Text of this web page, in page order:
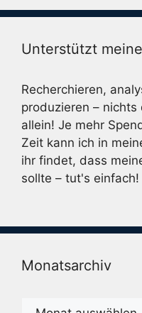
Unterstützt
Recherchieren,
produzieren –
allein! Je mehr
Zeit kann ich in
ihr findet, dass
sollte – tut's einfach!
Monatsarchiv
Monatsarchiv